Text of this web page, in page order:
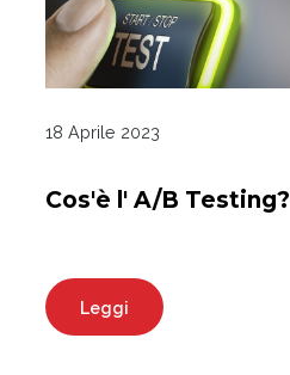
18 Aprile 2023
Cos'è l' A/B Testing?
Leggi